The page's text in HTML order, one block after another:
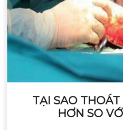
TẠI SAO
HƠN SO